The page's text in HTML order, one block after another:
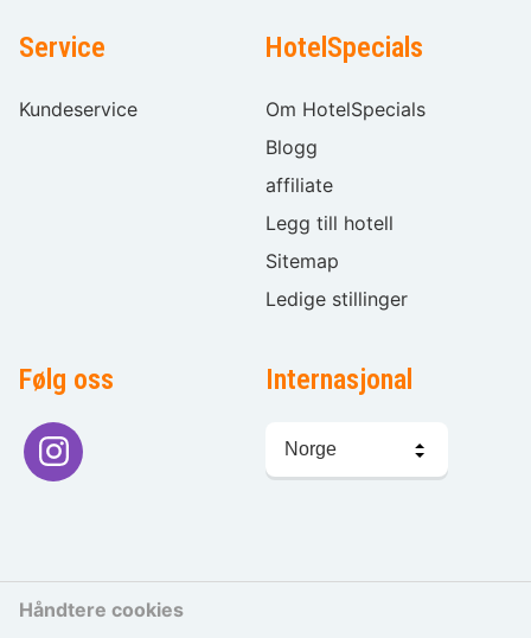
Service
Kundeservice
HotelSpecials
Om HotelSpecials
Blogg
affiliate
Legg till hotell
Sitemap
Ledige stillinger
Følg oss Internasjonal
Håndtere cookies